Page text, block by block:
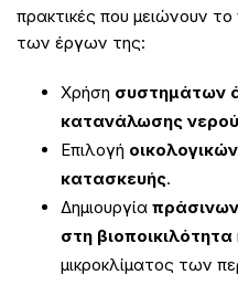
πρακτικές που μειώνουν
των έργων της:
Χρήση συστημάτων
κατανάλωσης νερού
Επιλογή
κατασκευής.
Δημιουργία
στη βιοποικιλότητα
μικροκλίματος των